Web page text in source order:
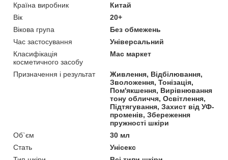
Країна виробник
Китай
Вік
20+
Вікова група
Без обмежень
Час застосування
Універсальний
Класифікація
косметичного засобу
Мас маркет
Призначення і результат
Живлення, Відбілювання,
Зволоження, Тонізація,
Пом'якшення, Вирівнювання
тону обличчя, Освітлення,
Підтягування, Захист від УФ-
променів, Збереження
пружності шкіри
Об`єм
30 мл
Стать
Унісекс